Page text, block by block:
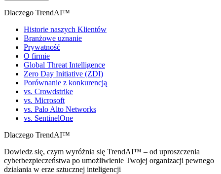
Dlaczego TrendAI™
Historie naszych Klientów
Branżowe uznanie
Prywatność
O firmie
Global Threat Intelligence
Zero Day Initiative (ZDI)
Porównanie z konkurencją
vs. Crowdstrike
vs. Microsoft
vs. Palo Alto Networks
vs. SentinelOne
Dlaczego TrendAI™
Dowiedz się, czym wyróżnia się TrendAI™ – od uproszczenia
cyberbezpieczeństwa po umożliwienie Twojej organizacji pewnego
działania w erze sztucznej inteligencji